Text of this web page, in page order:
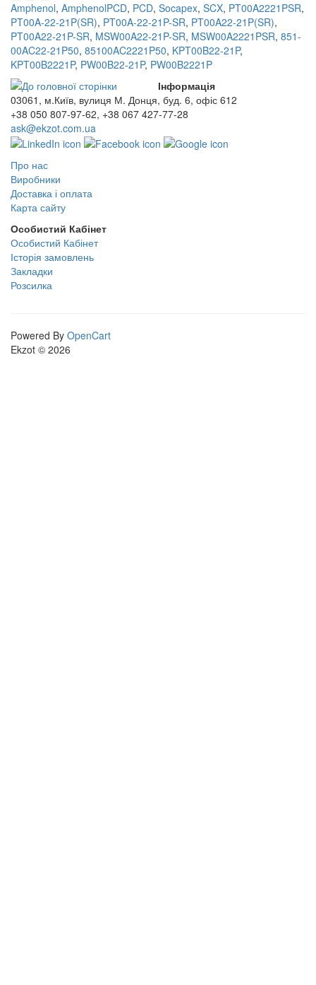
Amphenol, AmphenolPCD, PCD, Socapex, SCX, PT00A2221PSR,
PT00A-22-21P(SR), PT00A-22-21P-SR, PT00A22-21P(SR),
PT00A22-21P-SR, MSW00A22-21P-SR, MSW00A2221PSR, 851-
00AC22-21P50, 85100AC2221P50, KPT00B22-21P,
KPT00B2221P, PW00B22-21P, PW00B2221P
03061, м.Київ, вулиця М. Донця, буд. 6, офіс 612
+38 050 807-97-62, +38 067 427-77-28
ask@ekzot.com.ua
Інформація
Про нас
Виробники
Доставка і оплата
Карта сайту
Особистий Кабінет
Особистий Кабінет
Історія замовлень
Закладки
Розсилка
Powered By OpenCart
Ekzot © 2026